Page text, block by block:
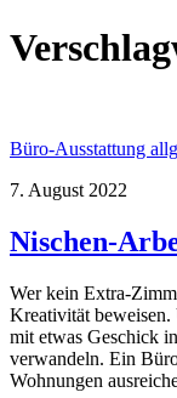
Büro-Ausstattung
7. August 2022
Nischen-
Wer kein Extra-
Kreativität beweisen.
mit etwas Geschick
verwandeln. Ein
Wohnungen